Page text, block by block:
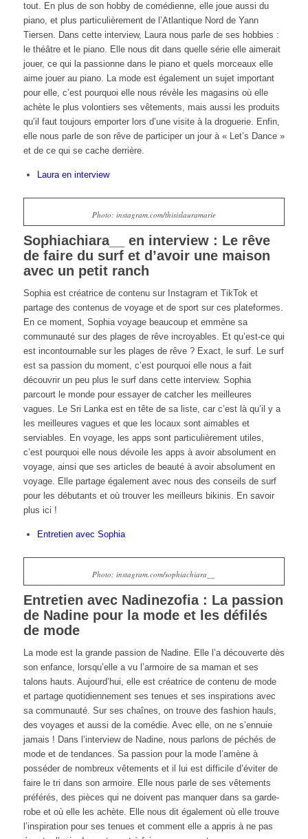
tout. En plus de son hobby de comédienne, elle joue aussi du
piano, et plus particulièrement de l’Atlantique Nord de Yann
Tiersen. Dans cette interview, Laura nous parle de ses hobbies :
le théâtre et le piano. Elle nous dit dans quelle série elle aimerait
jouer, ce qui la passionne dans le piano et quels morceaux elle
aime jouer au piano. La mode est également un sujet important
pour elle, c’est pourquoi elle nous révèle les magasins où elle
achète le plus volontiers ses vêtements, mais aussi les produits
qu’il faut toujours emporter lors d’une visite à la droguerie. Enfin,
elle nous parle de son rêve de participer un jour à « Let’s Dance »
et de ce qui se cache derrière.
Laura en interview
Photo: instagram.com/thisislauramarie
Sophiachiara__ en interview : Le rêve
de faire du surf et d’avoir une maison
avec un petit ranch
Sophia est créatrice de contenu sur Instagram et TikTok et
partage des contenus de voyage et de sport sur ces plateformes.
En ce moment, Sophia voyage beaucoup et emmène sa
communauté sur des plages de rêve incroyables. Et qu’est-ce qui
est incontournable sur les plages de rêve ? Exact, le surf. Le surf
est sa passion du moment, c’est pourquoi elle nous a fait
découvrir un peu plus le surf dans cette interview. Sophia
parcourt le monde pour essayer de catcher les meilleures
vagues. Le Sri Lanka est en tête de sa liste, car c’est là qu’il y a
les meilleures vagues et que les locaux sont aimables et
serviables. En voyage, les apps sont particulièrement utiles,
c’est pourquoi elle nous dévoile les apps à avoir absolument en
voyage, ainsi que ses articles de beauté à avoir absolument en
voyage. Elle partage également avec nous des conseils de surf
pour les débutants et où trouver les meilleurs bikinis. En savoir
plus ici !
Entretien avec Sophia
Photo: instagram.com/sophiachiara__
Entretien avec Nadinezofia : La passion
de Nadine pour la mode et les défilés
de mode
La mode est la grande passion de Nadine. Elle l’a découverte dès
son enfance, lorsqu’elle a vu l’armoire de sa maman et ses
talons hauts. Aujourd’hui, elle est créatrice de contenu de mode
et partage quotidiennement ses tenues et ses inspirations avec
sa communauté. Sur ses chaînes, on trouve des fashion hauls,
des voyages et aussi de la comédie. Avec elle, on ne s’ennuie
jamais ! Dans l’interview de Nadine, nous parlons de péchés de
mode et de tendances. Sa passion pour la mode l’amène à
posséder de nombreux vêtements et il lui est difficile d’éviter de
faire le tri dans son armoire. Elle nous parle de ses vêtements
préférés, des pièces qui ne doivent pas manquer dans sa garde-
robe et où elle les achète. Elle nous dit également où elle trouve
l’inspiration pour ses tenues et comment elle a appris à ne pas